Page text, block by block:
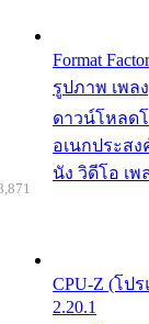
Format
รูปภาพ เพลง
ดาวน์โหลดโ
อเนกประส
นัง วิดีโอ เพ
CPU-Z (โป
2.20.1